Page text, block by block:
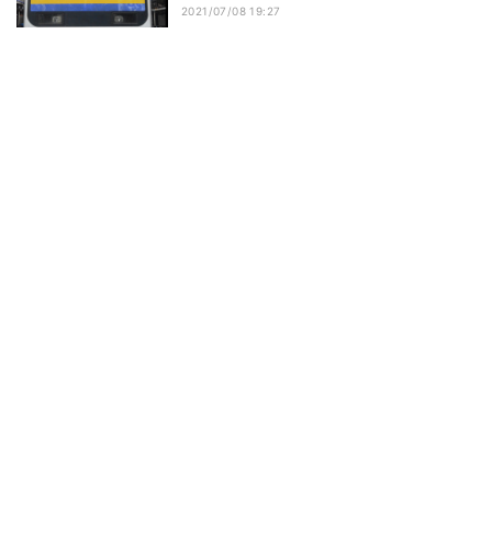
2021/07/08 19:27